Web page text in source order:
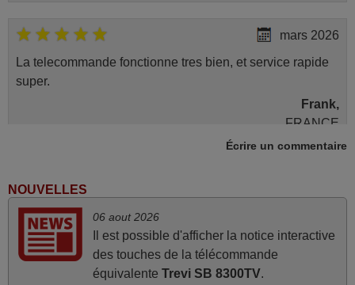
mars 2026
La telecommande fonctionne tres bien, et service rapide
super.
Frank,
FRANCE
Je suis très content de cet achat. Cette télécommande est
d'une efficacité étonnante. Alors que la télécommande
d'origine ne fonctionnait plus (probablement le LED à
changer), et que certains boutons sur le Combiné Radio-
K7-DVD étaient inopérants. Voilà de quoi donner une
Écrire un commentaire
NOUVELLES
06 aout 2026
Il est possible d'afficher la notice interactive
des touches de la télécommande
équivalente Trevi SB 8300TV.